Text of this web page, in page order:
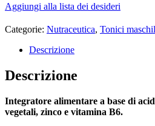
Aggiungi alla lista dei desideri
Categorie: Nutraceutica, Tonici
Descrizione
Descrizione
Integratore alimentare a base di
vegetali, zinco e vitamina B6.